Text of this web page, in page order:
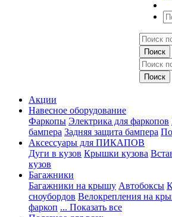
Акции
Навесное оборудование
Фаркопы Электрика для фаркопов
бампера Задняя защита бампера
Аксессуары для ПИКАПОВ
Дуги в кузов Крышки кузова
кузов
Багажники
Багажники на крышу Автобоксы
сноубордов Велокрепления на
фаркоп ... Показать все